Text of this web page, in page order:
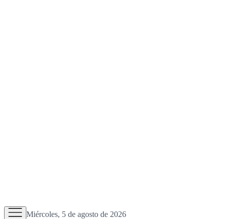
Miércoles, 5 de agosto de 2026